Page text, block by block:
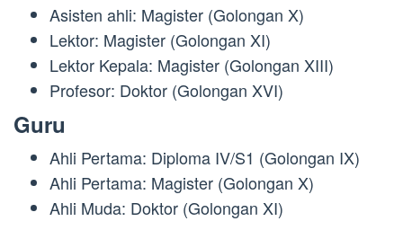
Asisten ahli: Magister (Golongan X)
Lektor: Magister (Golongan XI)
Lektor Kepala: Magister (Golongan XIII)
Profesor: Doktor (Golongan XVI)
Guru
Ahli Pertama: Diploma IV/S1 (Golongan IX)
Ahli Pertama: Magister (Golongan X)
Ahli Muda: Doktor (Golongan XI)